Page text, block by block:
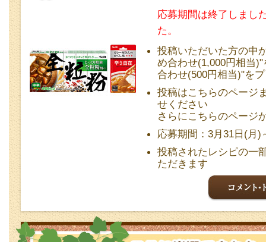
応募期間は終了しまし
た。
投稿いただいた方の中
め合わせ(1,000円相当
合わせ(500円相当)"を
投稿はこちらのページ
せください
さらにこちらのページ
応募期間： 3月31日(月)
投稿されたレシピの一
ただきます